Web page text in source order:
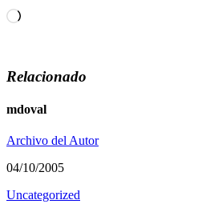
Cargando...
Relacionado
mdoval
Archivo del Autor
04/10/2005
Uncategorized